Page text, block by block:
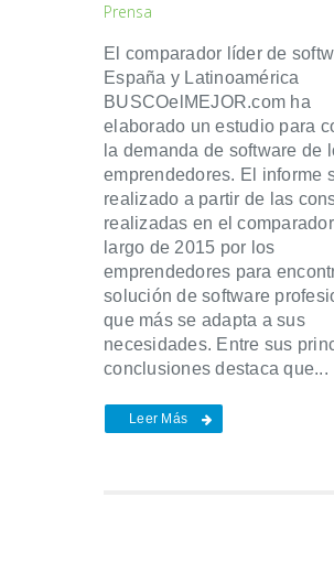
Prensa
El comparador líder de
España y Latinoamérica
BUSCOelMEJOR.com ha
elaborado un estudio para
la demanda de software de
emprendedores. El informe
realizado a partir de las
realizadas en el
largo de 2015 por los
emprendedores para
solución de software
que más se adapta a sus
necesidades. Entre sus
conclusiones destaca que...
Leer Más